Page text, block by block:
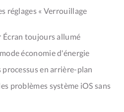
réglages « Verrouillage
toujours allumé
économie d'énergie
en arrière-plan
problèmes système iOS sans